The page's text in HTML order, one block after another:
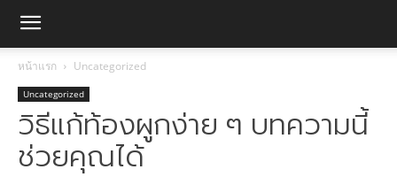
หน้าแรก Uncategorized
Uncategorized
วิธีแก้ท้องผูกง่าย ๆ บทความนี้
ช่วยคุณได้